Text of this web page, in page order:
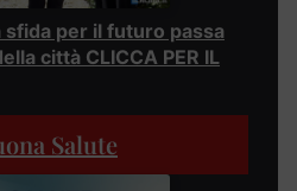
sfida per il futuro passa
città CLICCA PER IL
Salute